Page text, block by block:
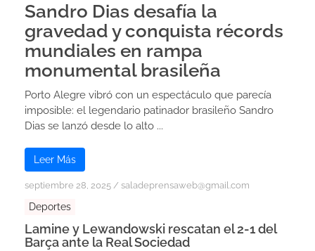
Sandro Dias desafía la
gravedad y conquista récords
mundiales en rampa
monumental brasileña
Porto Alegre vibró con un espectáculo que parecía
imposible: el legendario patinador brasileño Sandro
Dias se lanzó desde lo alto ...
Leer Más
septiembre 28, 2025 / saladeprensaweb@gmail.com
Deportes
Lamine y Lewandowski rescatan el 2-1 del
Barça ante la Real Sociedad